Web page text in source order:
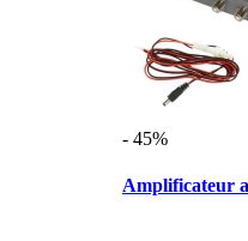
- 45%
Amplificateur